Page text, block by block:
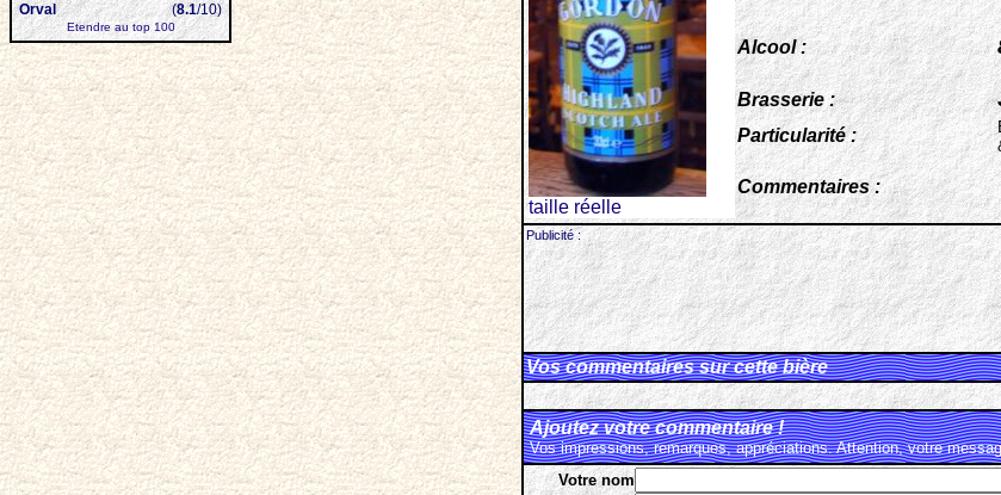
Orval
(8.1/10)
Etendre au top 100
taille réelle
Alcool :
Brasserie :
Particularité :
Commentaires :
Publicité :
Vos commentaires sur cette bière
Ajoutez votre commentaire !
Vos impressions, remarques, appréciations. Attention, votre
Votre nom